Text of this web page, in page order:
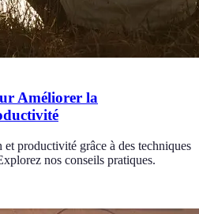
Améliorer la
productivité grâce à des techniques
nos conseils pratiques.